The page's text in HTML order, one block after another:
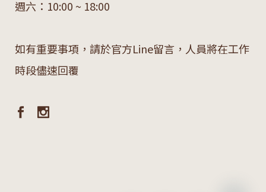
週六：10:00 ~ 18:00
如有重要事項，請於官方Line留言，人員將在工作
時段儘速回覆